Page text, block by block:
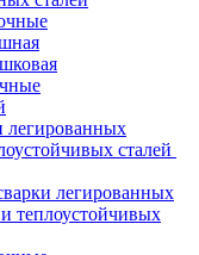
легированных
сталей
легированных
теплоустойчивых